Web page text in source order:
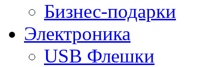
Бизнес-подарки
Электроника
USB Флешки